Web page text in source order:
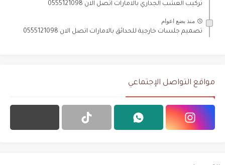
تركيب العشب الجداري بالامارات اتصل الان 0555121098
منذ بضع اعوام
تصميم جلسات خارجية للحدائق بالامارات اتصل الان 0555121098
مواقع التواصل الإجتماعي